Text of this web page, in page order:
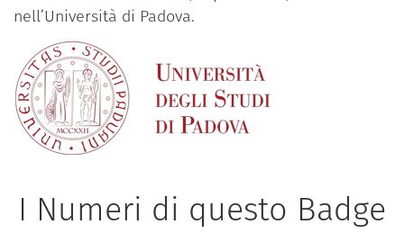
nell’Università di Padova.
I Numeri di questo Badge